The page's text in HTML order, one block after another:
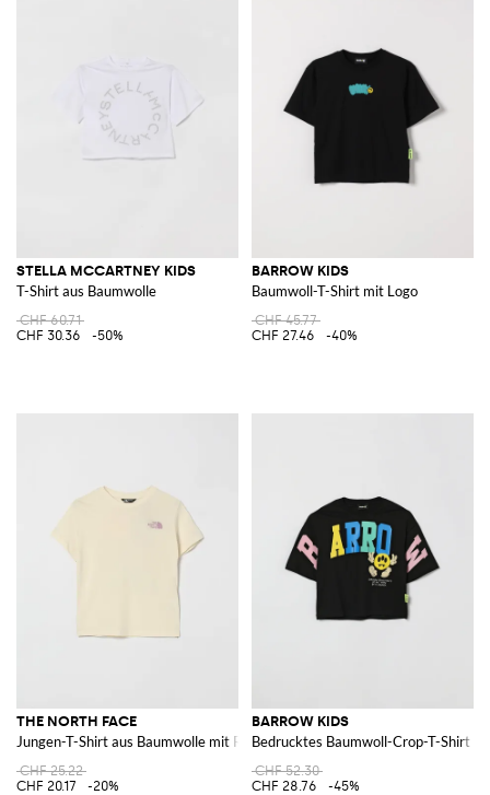
STELLA MCCARTNEY KIDS
T-Shirt aus Baumwolle
CHF 60.71
CHF 30.36
-50%
BARROW KIDS
Baumwoll-T-Shirt mit Logo
CHF 45.77
CHF 27.46
-40%
THE NORTH FACE
Jungen-T-Shirt aus Baumwolle mit Rundhalsausschnitt und Grafikdruck
CHF 25.22
CHF 20.17
-20%
BARROW KIDS
Bedrucktes Baumwoll-Crop-T-Shirt
CHF 52.30
CHF 28.76
-45%